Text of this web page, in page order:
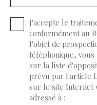
J'accepte le
conformément au
l'objet de
téléphonique,
sur la liste
prévu par l'article
sur le site Internet
adressé à :